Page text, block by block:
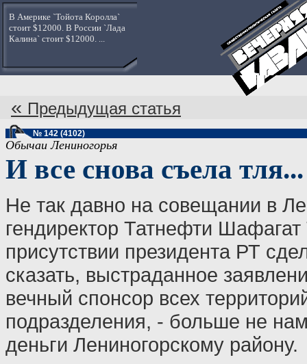
В Америке `Тойота Королла`
стоит $12000. В России `Лада
Калина` стоит $12000. ...
« Предыдущая статья
№ 142 (4102)
Обычаи Лениногорья
И все снова съела тля...
Не так давно на совещании в
гендиректор Татнефти Шафагат
присутствии президента РТ
сказать, выстраданное
вечный спонсор всех
подразделения, - больше не
деньги Лениногорскому району.